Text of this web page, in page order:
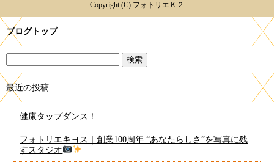
Copyright (C) フォトリエＫ２
ブログトップ
最近の投稿
健康タップダンス！
フォトリエキヨス｜創業100周年 “あなたらしさ”を写真に残
すスタジオ